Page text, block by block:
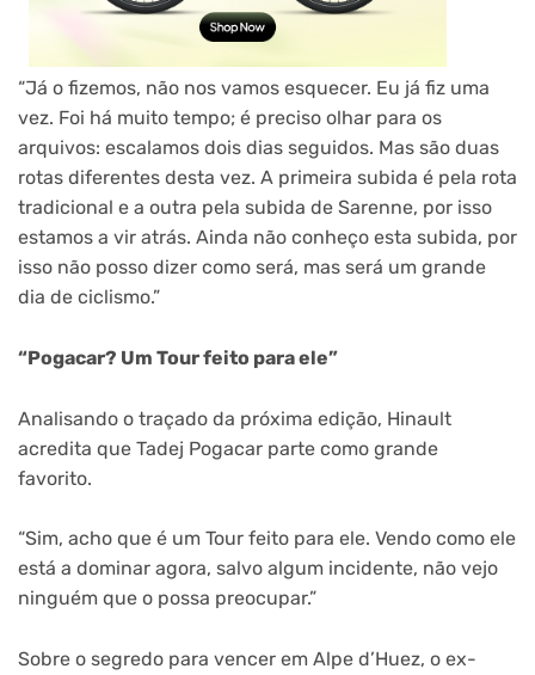
“Já o fizemos, não nos vamos esquecer. Eu já fiz uma
vez. Foi há muito tempo; é preciso olhar para os
arquivos: escalamos dois dias seguidos. Mas são duas
rotas diferentes desta vez. A primeira subida é pela rota
tradicional e a outra pela subida de Sarenne, por isso
estamos a vir atrás. Ainda não conheço esta subida, por
isso não posso dizer como será, mas será um grande
dia de ciclismo.”
“Pogacar? Um Tour feito para ele”
Analisando o traçado da próxima edição, Hinault
acredita que Tadej Pogacar parte como grande
favorito.
“Sim, acho que é um Tour feito para ele. Vendo como ele
está a dominar agora, salvo algum incidente, não vejo
ninguém que o possa preocupar.”
Sobre o segredo para vencer em Alpe d’Huez, o ex-